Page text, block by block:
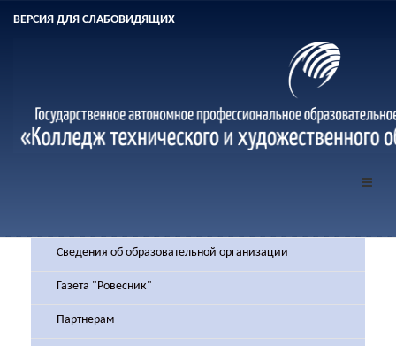
ВЕРСИЯ ДЛЯ СЛАБОВИДЯЩИХ
Сведения об образовательной организации
Газета "Ровесник"
Партнерам